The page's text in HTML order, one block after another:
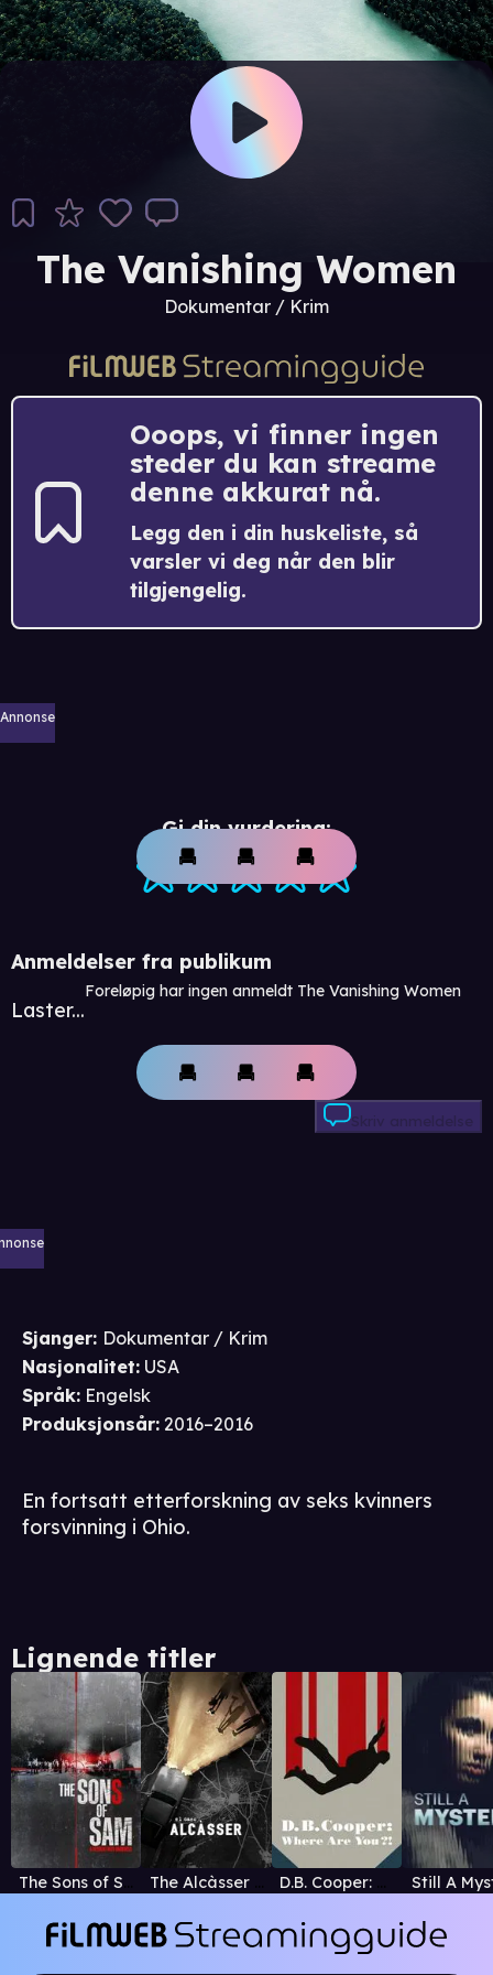
The Vanishing Women
Dokumentar / Krim
Ooops, vi finner ingen
steder du kan streame
denne akkurat nå.
Legg den i din huskeliste, så
varsler vi deg når den blir
tilgjengelig.
Annonse
Gi din vurdering:
Anmeldelser fra publikum
Laster...
Foreløpig har ingen anmeldt The Vanishing Women
Skriv anmeldelse
Sjanger: Dokumentar / Krim
Nasjonalitet: USA
Språk: Engelsk
Produksjonsår: 2016–2016
En fortsatt etterforskning av seks kvinners
forsvinning i Ohio.
Lignende titler
The Sons of Sam: A Descent into Darkness The Alcàsser Murders D.B. Cooper: Where Are You?! Still A